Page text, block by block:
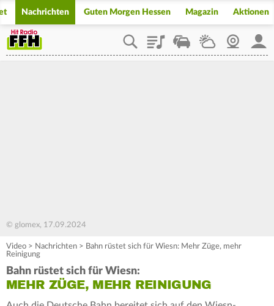
Nachrichten Guten Morgen Hessen Magazin Aktionen
PlaylistStaupilotWetterWebcam
© glomex, 17.09.2024
Video > Nachrichten > Bahn rüstet sich für Wiesn: Mehr Züge, mehr
Reinigung
Bahn rüstet sich für Wiesn:
MEHR ZÜGE, MEHR REINIGUNG